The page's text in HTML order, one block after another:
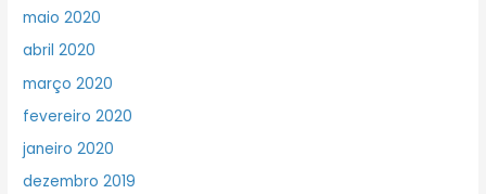
maio 2020
abril 2020
março 2020
fevereiro 2020
janeiro 2020
dezembro 2019